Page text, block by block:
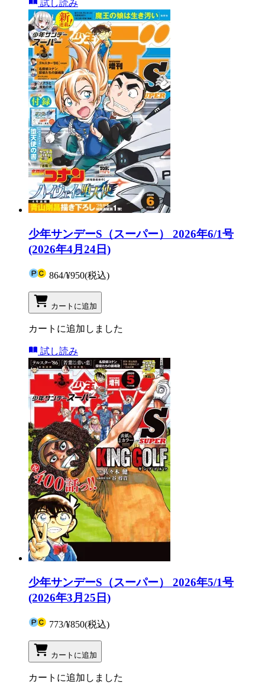
試し読み
少年サンデーS（スーパー） 2026年6/1号
(2026年4月24日)
864/¥950(税込)
カートに追加
カートに追加しました
試し読み
少年サンデーS（スーパー） 2026年5/1号
(2026年3月25日)
773/¥850(税込)
カートに追加
カートに追加しました